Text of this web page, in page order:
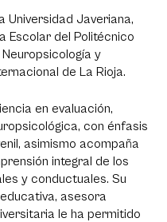
Universidad Javeriana,
Escolar del Politécnico
y
de La Rioja.
en evaluación,
con énfasis
asimismo acompaña
integral de los
y conductuales. Su
asesora
le ha permitido